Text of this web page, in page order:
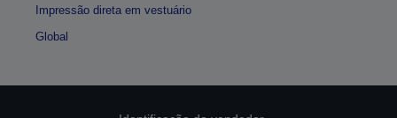
Impressão direta em vestuário
Global